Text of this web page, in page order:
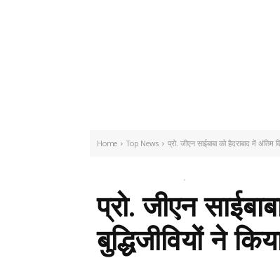
Home Top News प्रो. जीएन साईबाबा को हैदराबाद में अंतिम
प्रो. जीएन
बुद्धिजीवियों ने